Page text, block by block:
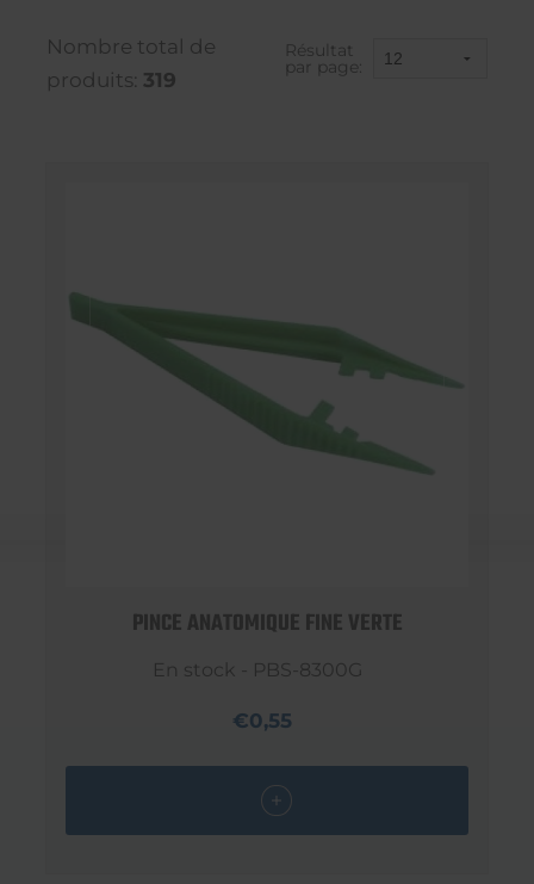
Nombre total de
produits: 319
Résultat
par page:
PINCE ANATOMIQUE FINE VERTE
En stock - PBS-8300G
€0,55